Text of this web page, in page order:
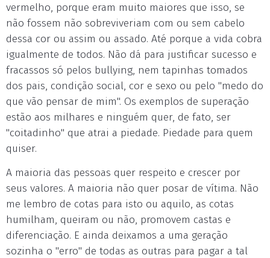
vermelho, porque eram muito maiores que isso, se
não fossem não sobreviveriam com ou sem cabelo
dessa cor ou assim ou assado. Até porque a vida cobra
igualmente de todos. Não dá para justificar sucesso e
fracassos só pelos bullying, nem tapinhas tomados
dos pais, condição social, cor e sexo ou pelo "medo do
que vão pensar de mim". Os exemplos de superação
estão aos milhares e ninguém quer, de fato, ser
"coitadinho" que atrai a piedade. Piedade para quem
quiser.
A maioria das pessoas quer respeito e crescer por
seus valores. A maioria não quer posar de vítima. Não
me lembro de cotas para isto ou aquilo, as cotas
humilham, queiram ou não, promovem castas e
diferenciação. E ainda deixamos a uma geração
sozinha o "erro" de todas as outras para pagar a tal